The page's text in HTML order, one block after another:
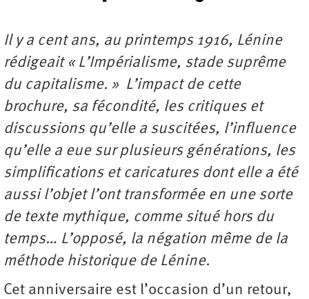
Il y a cent ans, au printemps 1916, Lénine
rédigeait « L’Impérialisme, stade suprême
du capitalisme. » L’impact de cette
brochure, sa fécondité, les critiques et
discussions qu’elle a suscitées, l’influence
qu’elle a eue sur plusieurs générations, les
simplifications et caricatures dont elle a été
aussi l’objet l’ont transformée en une sorte
de texte mythique, comme situé hors du
temps… L’opposé, la négation même de la
méthode historique de Lénine.
Cet anniversaire est l’occasion d’un retour,